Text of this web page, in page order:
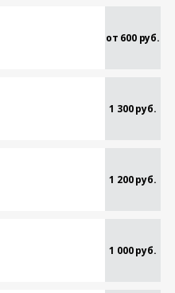
от 600 руб.
1 300 руб.
1 200 руб.
1 000 руб.